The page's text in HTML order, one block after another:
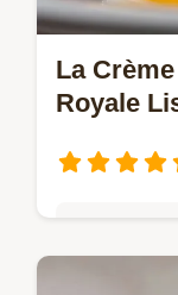
La
Royale
Maîtrisez la